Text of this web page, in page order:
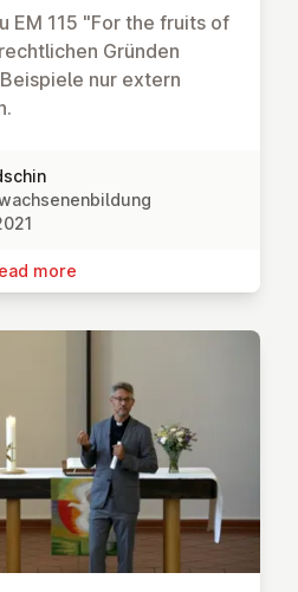
EM 115 "For the fruits of
Gründen
nur extern
more